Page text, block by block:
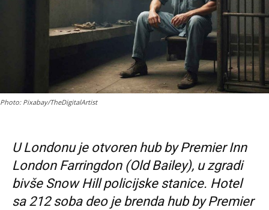
Photo: Pixabay/TheDigitalArtist
U Londonu je otvoren hub by Premier Inn
London Farringdon (Old Bailey), u zgradi
bivše Snow Hill policijske stanice. Hotel
sa 212 soba deo je brenda hub by Premier